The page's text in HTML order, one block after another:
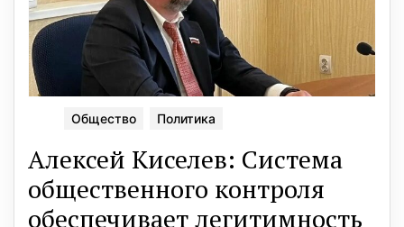
Общество Политика
Алексей Киселев: Система
общественного контроля
обеспечивает легитимность